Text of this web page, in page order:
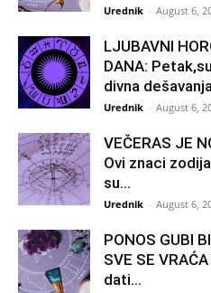
Urednik - August 6,
LJUBAVNI
DANA:
divna
Urednik - August 6,
VEČERAS JE
Ovi znaci
su...
Urednik - August 6,
PONOS GUBI
SVE SE
dati...